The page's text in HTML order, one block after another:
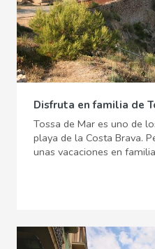
Disfruta en familia de
Tossa de Mar es uno de
playa de la Costa Brava.
unas vacaciones en